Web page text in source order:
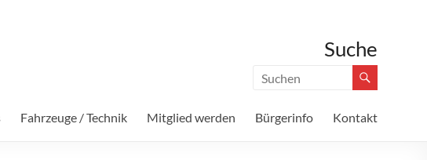
Suche
Fahrzeuge / Technik Mitglied werden Bürgerinfo Kontakt